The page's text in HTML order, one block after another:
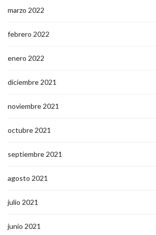
marzo 2022
febrero 2022
enero 2022
diciembre 2021
noviembre 2021
octubre 2021
septiembre 2021
agosto 2021
julio 2021
junio 2021